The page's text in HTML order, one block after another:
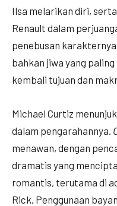
Ilsa melarikan diri,
Renault dalam
penebusan
bahkan jiwa yang
kembali tujuan dan
Michael Curtiz
dalam pengarahannya.
menawan, dengan
dramatis yang
romantis, terutama di
Rick. Penggunaan